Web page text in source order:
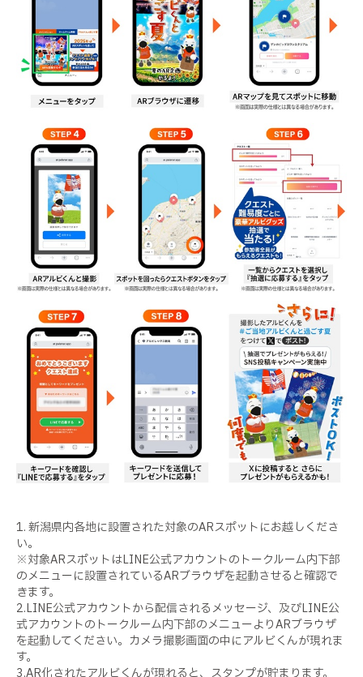
1. 新潟県内各地に設置された対象のARスポットにお越しくださ
い。
※対象ARスポットはLINE公式アカウントのトークルーム内下部
のメニューに設置されているARブラウザを起動させると確認で
きます。
2.LINE公式アカウントから配信されるメッセージ、及びLINE公
式アカウントのトークルーム内下部のメニューよりARブラウザ
を起動してください。カメラ撮影画面の中にアルビくんが現れま
す。
3.AR化されたアルビくんが現れると、スタンプが貯まります。